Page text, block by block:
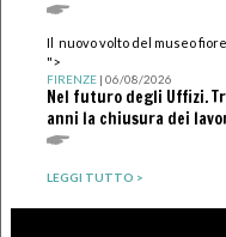
Il nuovo volto del museo
">
FIRENZE| 06/08/2026
Nel futuro degli Uffizi.
anni la chiusura dei
LEGGI TUTTO >